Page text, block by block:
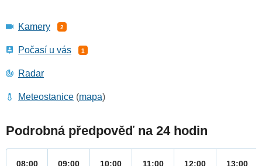
Kamery 2
Počasí u vás 1
Radar
Meteostanice (mapa)
Podrobná předpověď na 24 hodin
08:00 09:00 10:00 11:00 12:00 13:00